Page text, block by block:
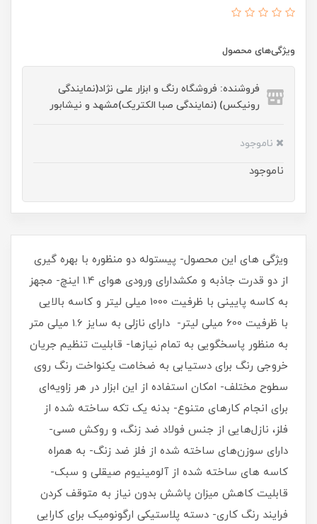
ویژگی‌های محصول
فروشنده: فروشگاه رنگ و ابزار علی نژاد(نمایندگی
رونیکس) (نمایندگی صبا الکتریک)مشهد و نیشابور
ناموجود
ناموجود
ویژگی های این محصول- پیستوله دو منظوره با بهره گیری
از دو قدرت جاذبه و مکشدارای ورودی هوای 1.4 اینچ- مجهز
به کاسه پایینی با ظرفیت 1000 میلی لیتر و کاسه بالایی
با ظرفیت 600 میلی لیتر- دارای نازلی به سایز 1.6 میلی متر
به منظور پاسخگویی به تمام نیازها- قابلیت تنظیم جریان
خروجی رنگ برای دستیابی به ضخامت یکنواخت رنگ روی
سطوح مختلف- امکان استفاده از این ابزار در هر زاویه‌ای
برای انجام کارهای متنوع- بدنه یک تکه ساخته شده از
فلز، نازل‌هایی از جنس فولاد ضد زنگ، و روکش مسی-
دارای سوزن‌های ساخته شده از فلز ضد زنگ- به همراه
کاسه‌ های ساخته شده از آلومینیوم صیقلی و سبک-
قابلیت کاهش میزان پاشش بدون نیاز به متوقف کردن
فرایند رنگ کاری- دسته پلاستیکی ارگونومیک برای کارایی